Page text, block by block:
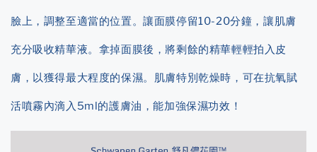
臉上，調整至適當的位置。讓面膜停留10-20分鐘，讓肌膚
充分吸收精華液。拿掉面膜後，將剩餘的精華輕輕拍入皮
膚，以獲得最大程度的保濕。肌膚特別乾燥時，可在抗氧賦
活噴霧內滴入5ml的護膚油，能加強保濕功效！